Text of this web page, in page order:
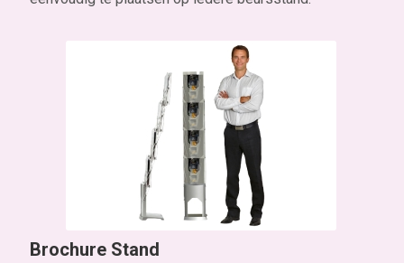
Brochure Stand
Presenteer jouw folders overzichtelijk in deze
inklapbare brochurehouder. Snel op te zetten,
eenvoudig te vervoeren en direct klaar voor gebruik.